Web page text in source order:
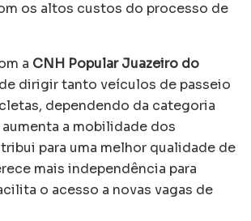
os altos custos do processo de
a CNH Popular Juazeiro do
dirigir tanto veículos de passeio
dependendo da categoria
a mobilidade dos
para uma melhor qualidade de
mais independência para
o acesso a novas vagas de